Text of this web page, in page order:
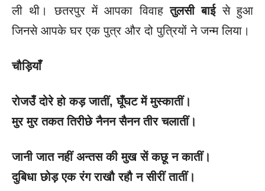
ली थी। छतरपुर में आपका विवाहतुलसी बाईसे हुआ
जिनसे आपके घर एक पुत्र और दो पुत्रियों ने जन्म लिया।
चौड़ियाँ
रोजउँ दोरे हो कड़ जातीं, घूँघट में मुस्कातीं।
मुर मुर तकत तिरीछे नैनन सैनन तीर चलातीं।
जानी जात नहीं अन्तस की मुख सें कछू न कातीं।
दुबिधा छोड़ एक रंग राखौ रहौ न सीरीं तातीं।